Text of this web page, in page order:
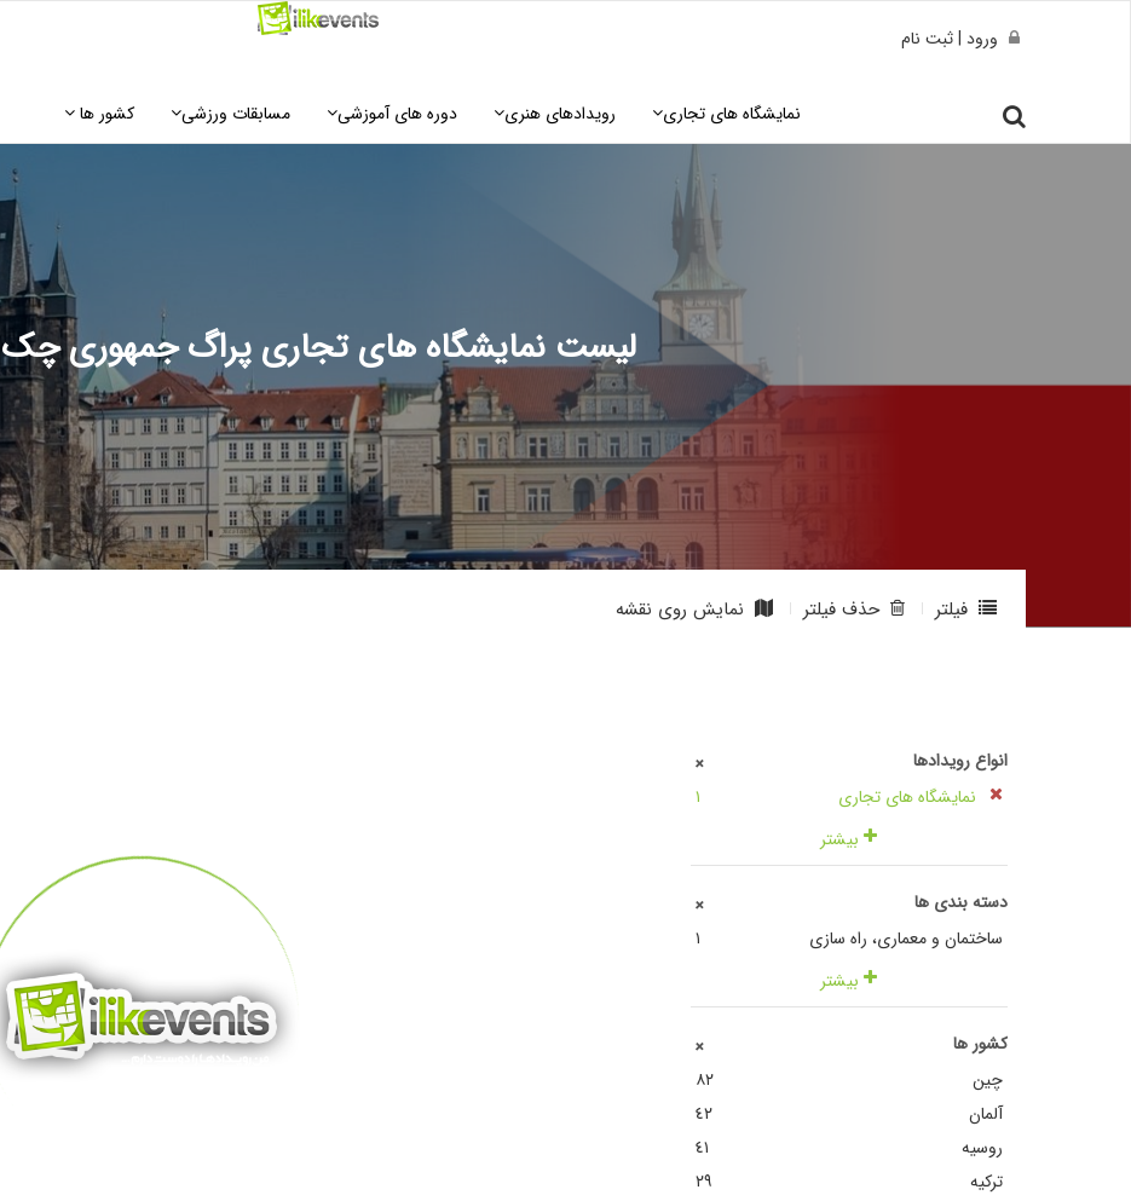
ورود | ثبت نام
نمایشگاه های تجاری رویدادهای هنری دوره های آموزشی مسابقات ورزشی کشور ها
لیست نمایشگاه های تجاری پراگ جمهوری چک
فیلتر حذف فیلتر نمایش روی نقشه
انواع رویدادها +
نمایشگاه های تجاری
١
بیشتر
دسته بندی ها +
ساختمان و معماری، راه سازی
١
بیشتر
کشور ها +
چین
٨٢
آلمان
٤٢
روسیه
٤١
ترکیه
٢٩